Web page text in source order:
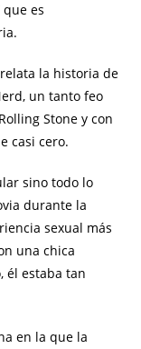
es
la historia de
un tanto feo
Stone y con
casi cero.
sino todo lo
durante la
sexual más
una chica
él estaba tan
en la que la